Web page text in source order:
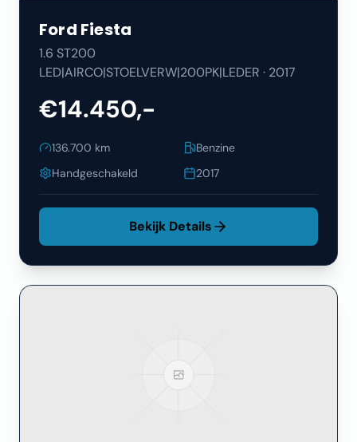
Ford Fiesta
1.6 ST200
LED|AIRCO|STOELVERW|200PK|LEDER · 2017
€14.450,-
136.700 km
Benzine
Handgeschakeld
2017
Bekijk Details